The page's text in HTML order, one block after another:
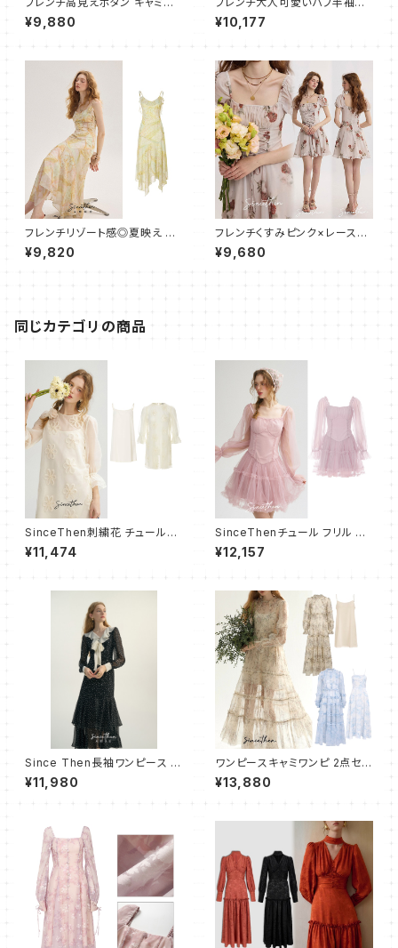
ンピース フレア ロング
¥9,880
ンピース ショート スリム
¥10,177
フレンチリゾート感◎夏映え キ
ャミワンピース フレア ロング
¥9,820
フレンチくすみピンク×レースア
ップミニワンピース
¥9,680
同じカテゴリの商品
SinceThen刺繍花 チュールワ
ンピース2点セット ショート
¥11,474
SinceThenチュール フリル テ
ィアードワンピース ショート丈
¥12,157
Since Then長袖ワンピース フ
レアロング丈 キュート フリル リ
ボン 水玉
¥11,980
ワンピースキャミワンピ 2点セッ
ト/2色あり★可愛い キュート
¥13,880